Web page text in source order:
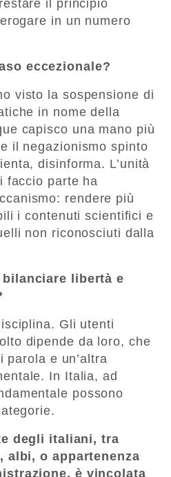
il principio
in un numero
eccezionale?
visto la sospensione di
in nome della
capisco una mano più
il negazionismo spinto
disinforma. L’unità
faccio parte ha
rendere più
i contenuti scientifici e
non riconosciuti dalla
libertà e
Gli utenti
dipende da loro, che
parola e un’altra
In Italia, ad
possono
degli italiani, tra
o appartenenza
è vincolata